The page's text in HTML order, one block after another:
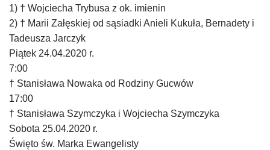
1) † Wojciecha Trybusa z ok. imienin
2) † Marii Załęskiej od sąsiadki Anieli Kukuła, Bernadety i
Tadeusza Jarczyk
Piątek 24.04.2020 r.
7:00
† Stanisława Nowaka od Rodziny Gucwów
17:00
† Stanisława Szymczyka i Wojciecha Szymczyka
Sobota 25.04.2020 r.
Święto św. Marka Ewangelisty